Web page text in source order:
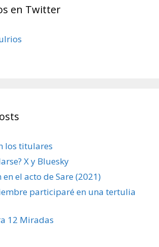
en Twitter
los titulares
X y Bluesky
el acto de Sare (2021)
participaré en una tertulia
12 Miradas